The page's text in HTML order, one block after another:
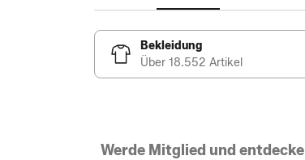
Bekleidung
Über 18.552 Artikel
Werde Mitglied und entdecke